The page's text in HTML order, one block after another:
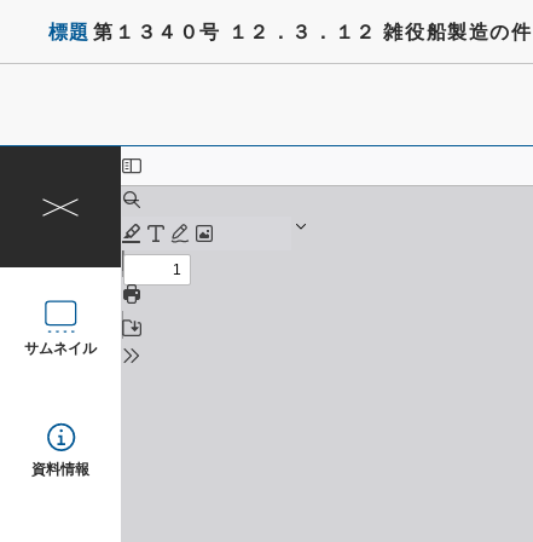
標題 第１３４０号 １２．３．１２ 雑役船製造の件
サムネイル
資料情報